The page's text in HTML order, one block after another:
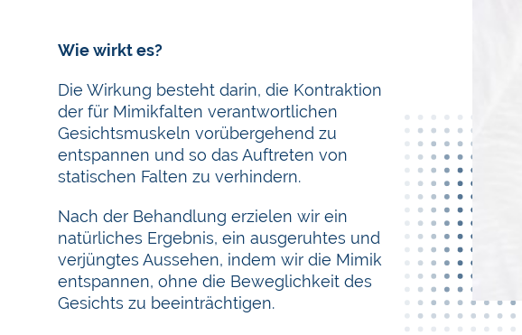
Wie wirkt es?
Die Wirkung besteht darin, die Kontraktion
der für Mimikfalten verantwortlichen
Gesichtsmuskeln vorübergehend zu
entspannen und so das Auftreten von
statischen Falten zu verhindern.
Nach der Behandlung erzielen wir ein
natürliches Ergebnis, ein ausgeruhtes und
verjüngtes Aussehen, indem wir die Mimik
entspannen, ohne die Beweglichkeit des
Gesichts zu beeinträchtigen.